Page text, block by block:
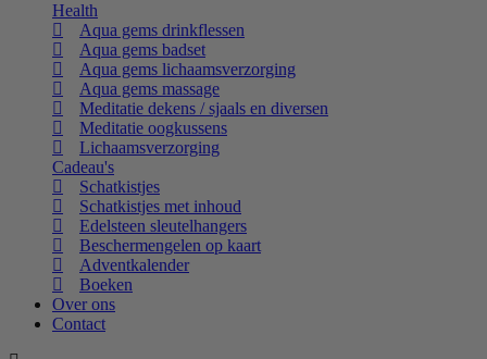
Health
Aqua gems drinkflessen
Aqua gems badset
Aqua gems lichaamsverzorging
Aqua gems massage
Meditatie dekens / sjaals en diversen
Meditatie oogkussens
Lichaamsverzorging
Cadeau's
Schatkistjes
Schatkistjes met inhoud
Edelsteen sleutelhangers
Beschermengelen op kaart
Adventkalender
Boeken
Over ons
Contact